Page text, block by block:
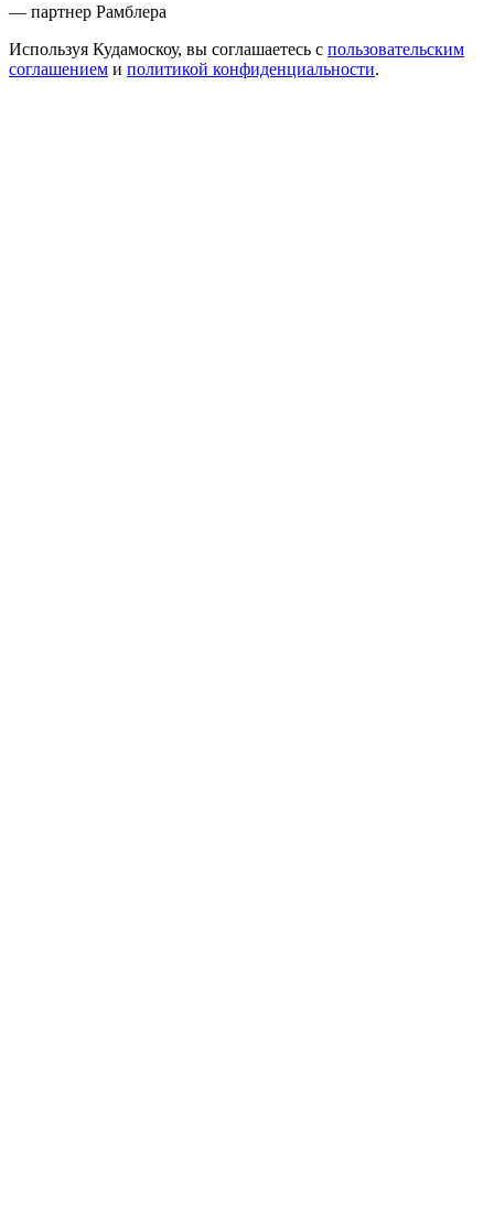
— партнер Рамблера
Используя Кудамоскоу, вы соглашаетесь с пользовательским
соглашением и политикой конфиденциальности.